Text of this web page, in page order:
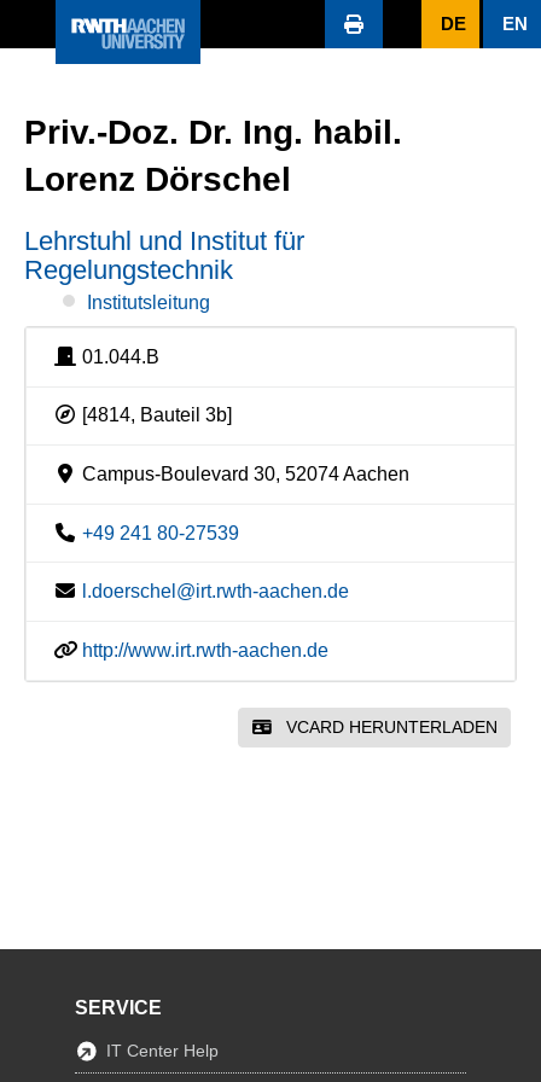
DE EN
Priv.-Doz. Dr. Ing. habil.
Lorenz Dörschel
Lehrstuhl und Institut für
Regelungstechnik
Institutsleitung
01.044.B
[4814, Bauteil 3b]
Campus-Boulevard 30, 52074 Aachen
+49 241 80-27539
l.doerschel@irt.rwth-aachen.de
http://www.irt.rwth-aachen.de
VCARD HERUNTERLADEN
SERVICE
IT Center Help